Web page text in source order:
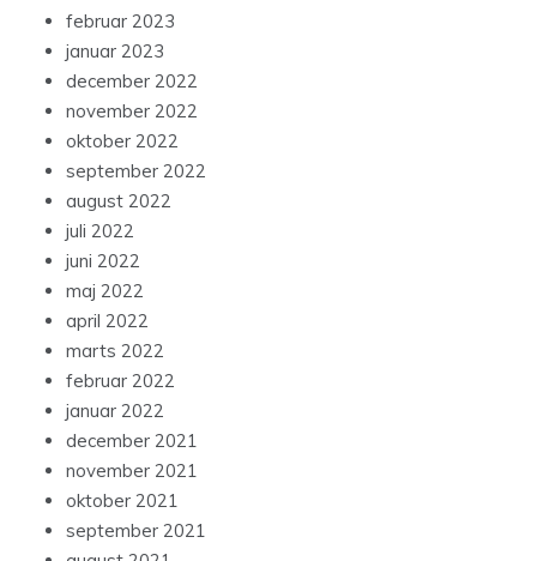
februar 2023
januar 2023
december 2022
november 2022
oktober 2022
september 2022
august 2022
juli 2022
juni 2022
maj 2022
april 2022
marts 2022
februar 2022
januar 2022
december 2021
november 2021
oktober 2021
september 2021